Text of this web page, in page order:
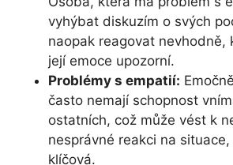
vyhýbat diskuzím o svých
naopak reagovat nevhodně,
její emoce upozorní.
Problémy s empatií:
často nemají schopnost
ostatních, což může vést k
nesprávné reakci na
klíčová.